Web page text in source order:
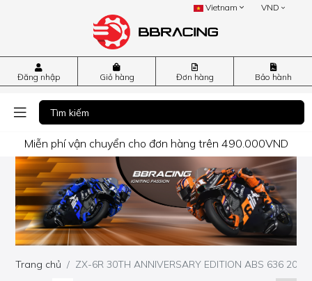
Vietnam VND
Đăng nhập Giỏ hàng Đơn hàng Bảo hành
Miễn phí vận chuyển cho đơn hàng trên 490.000VND
Trang chủ
ZX-6R 30TH ANNIVERSARY EDITION ABS 636 2015